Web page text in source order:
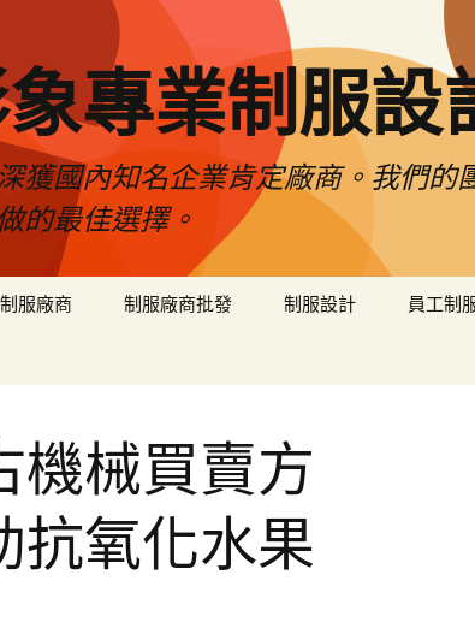
專業制服設
獲國內知名企業肯定廠商。我們的
的最佳選擇。
制服廠商 制服廠商批發 制服設計 員工制
機械買賣方
抗氧化水果